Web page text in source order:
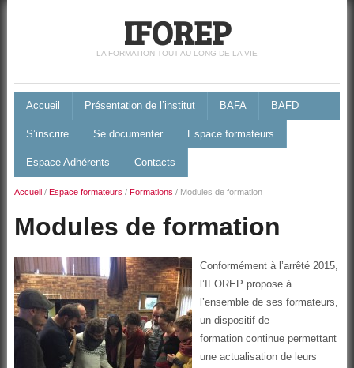
IFOREP
LA FORMATION TOUT AU LONG DE LA VIE
Accueil Présentation de l’institut BAFA BAFD
S’inscrire Se documenter Espace formateurs
Espace Adhérents Contacts
Accueil/ Espace formateurs / Formations / Modules de formation
Modules de formation
Conformément à l’arrêté 2015,
l’IFOREP propose à
l’ensemble de ses formateurs,
un dispositif de
formation continue permettant
une actualisation de leurs